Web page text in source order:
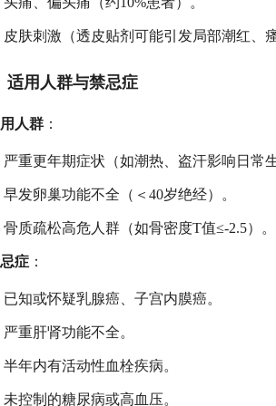
皮肤刺激（透皮贴剂可能引发局部潮红、
适用人群与禁忌症
人群 ：
严重更年期症状（如潮热、盗汗影响日常
早发卵巢功能不全（＜40岁绝经）。
骨质疏松高危人群（如骨密度T值≤-2.5）。
症 ：
已知或怀疑乳腺癌、子宫内膜癌。
严重肝肾功能不全。
半年内有活动性血栓疾病。
未控制的糖尿病或高血压。